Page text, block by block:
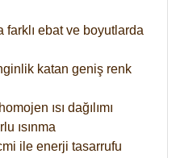
farklı ebat ve boyutlarda
katan geniş renk
ısı dağılımı
ısınma
ile enerji tasarrufu